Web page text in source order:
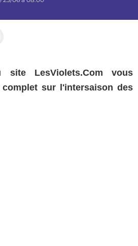
site LesViolets.Com vous
sur l'intersaison des